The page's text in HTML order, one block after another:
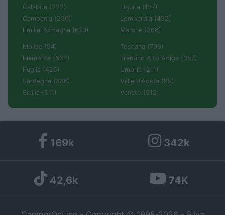
Calabria (222)
Campania (236)
Emilia Romagna (670)
Liguria (137)
Lombardia (452)
Marche (366)
Molise (94)
Piemonte (632)
Puglia (425)
Sardegna (336)
Sicilia (511)
Toscana (706)
Trentino Alto Adige (357)
Umbria (211)
Valle d'Aosta (99)
Veneto (512)
169k 342k
42,6k 74K